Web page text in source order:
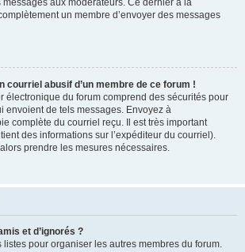
aux modérateurs. Ce dernier a la
un membre d’envoyer des messages
courriel abusif d’un membre de ce forum !
électronique du forum comprend des sécurités pour
envoient de tels messages. Envoyez à
complète du courriel reçu. Il est très important
des informations sur l’expéditeur du courriel).
prendre les mesures nécessaires.
et d’ignorés ?
listes pour organiser les autres membres du forum.